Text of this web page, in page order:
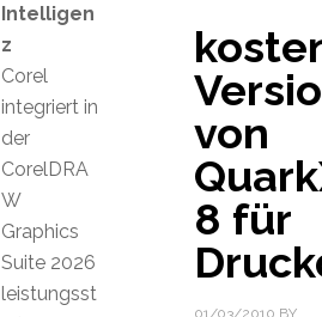
von
8 für
01/03/2010 BY
Intelligen
z
Corel
integriert in
der
CorelDRA
W
Graphics
Suite 2026
leistungsst